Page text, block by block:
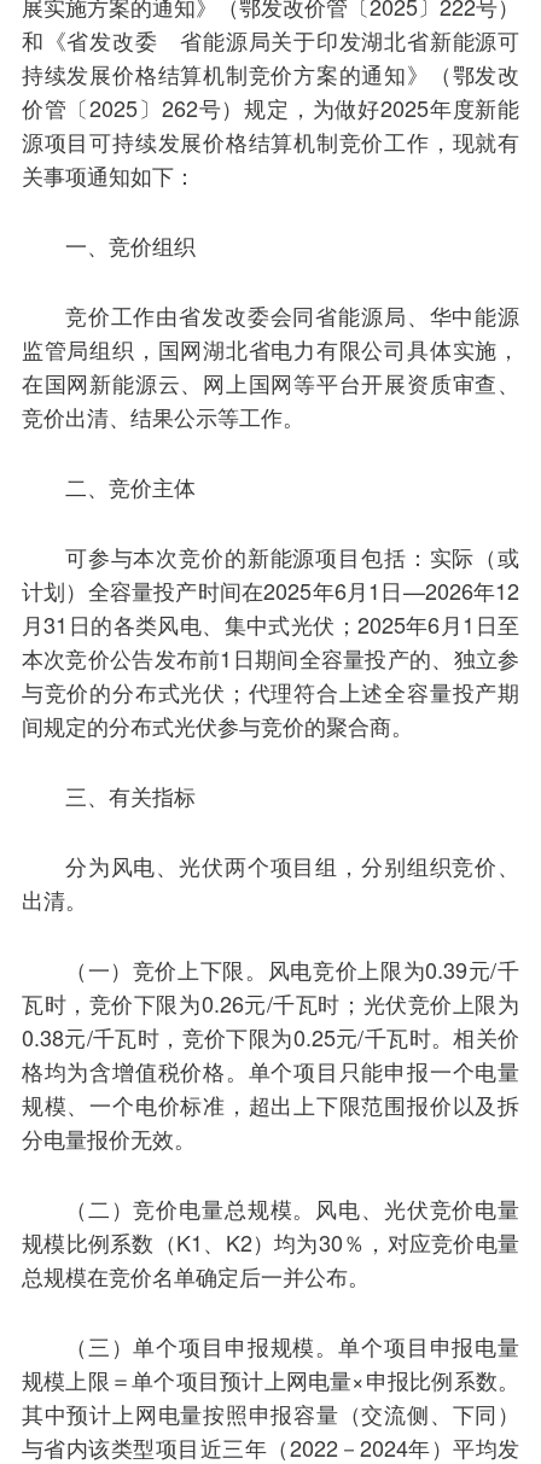
和《省发改委 省能源局关于印发湖北省新能源可
持续发展价格结算机制竞价方案的通知》（鄂发改
价管〔2025〕262号）规定，为做好2025年度新能
源项目可持续发展价格结算机制竞价工作，现就有
关事项通知如下：
一、竞价组织
竞价工作由省发改委会同省能源局、华中能源
监管局组织，国网湖北省电力有限公司具体实施，
在国网新能源云、网上国网等平台开展资质审查、
竞价出清、结果公示等工作。
二、竞价主体
可参与本次竞价的新能源项目包括：实际（或
计划）全容量投产时间在2025年6月1日—2026年12
月31日的各类风电、集中式光伏；2025年6月1日至
本次竞价公告发布前1日期间全容量投产的、独立参
与竞价的分布式光伏；代理符合上述全容量投产期
间规定的分布式光伏参与竞价的聚合商。
三、有关指标
分为风电、光伏两个项目组，分别组织竞价、
出清。
（一）竞价上下限。风电竞价上限为0.39元/千
瓦时，竞价下限为0.26元/千瓦时；光伏竞价上限为
0.38元/千瓦时，竞价下限为0.25元/千瓦时。相关价
格均为含增值税价格。单个项目只能申报一个电量
规模、一个电价标准，超出上下限范围报价以及拆
分电量报价无效。
（二）竞价电量总规模。风电、光伏竞价电量
规模比例系数（K1、K2）均为30％，对应竞价电量
总规模在竞价名单确定后一并公布。
（三）单个项目申报规模。单个项目申报电量
规模上限＝单个项目预计上网电量×申报比例系数。
其中预计上网电量按照申报容量（交流侧、下同）
与省内该类型项目近三年（2022－2024年）平均发